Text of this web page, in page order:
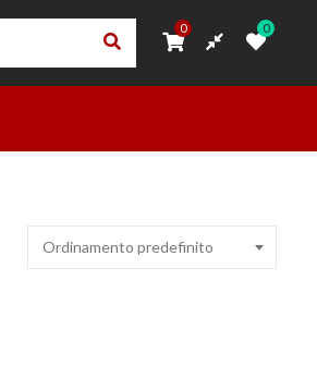
0 0
0 0
Ordinamento predefinito